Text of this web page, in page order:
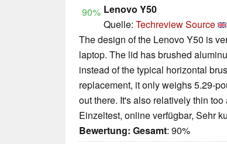
90% Lenovo Y50
Quelle: Techreview Source
The design of the Lenovo Y50 is
laptop. The lid has brushed
instead of the typical horizontal
replacement, it only weighs 5.29-
out there. It's also relatively thin too
Einzeltest, online verfügbar, Sehr
Bewertung: Gesamt: 90%